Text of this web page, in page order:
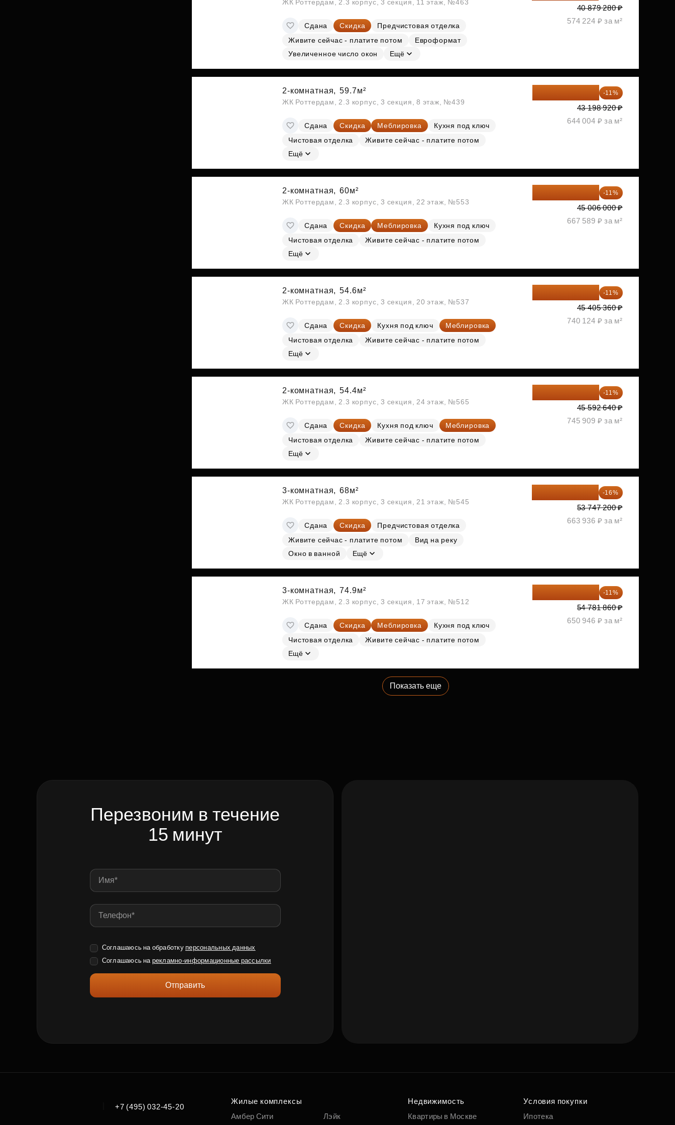
ЖК Роттердам, 2.3 корпус, 3 секция, 11 этаж, №463
Сдана Скидка
Предчистовая отделка
Живите сейчас - платите потом
Евроформат
Увеличенное число окон
Ещё
40 879 280 ₽
574 224 ₽ за м²
2-комнатная, 59.7м²
ЖК Роттердам, 2.3 корпус, 3 секция, 8 этаж, №439
Сдана Скидка Меблировка
Кухня под ключ
Чистовая отделка
Живите сейчас - платите потом
Ещё
-11%
43 198 920 ₽
644 004 ₽ за м²
2-комнатная, 60м²
ЖК Роттердам, 2.3 корпус, 3 секция, 22 этаж, №553
Сдана Скидка Меблировка
Кухня под ключ
Чистовая отделка
Живите сейчас - платите потом
Ещё
-11%
45 006 000 ₽
667 589 ₽ за м²
2-комнатная, 54.6м²
ЖК Роттердам, 2.3 корпус, 3 секция, 20 этаж, №537
Сдана Скидка Кухня под ключ
Меблировка
Чистовая отделка
Живите сейчас - платите потом
Ещё
-11%
45 405 360 ₽
740 124 ₽ за м²
2-комнатная, 54.4м²
ЖК Роттердам, 2.3 корпус, 3 секция, 24 этаж, №565
Сдана Скидка Кухня под ключ
Меблировка
Чистовая отделка
Живите сейчас - платите потом
Ещё
-11%
45 592 640 ₽
745 909 ₽ за м²
3-комнатная, 68м²
ЖК Роттердам, 2.3 корпус, 3 секция, 21 этаж, №545
Сдана Скидка
Предчистовая отделка
Живите сейчас - платите потом
Вид на реку
Окно в ванной
Ещё
-16%
53 747 200 ₽
663 936 ₽ за м²
3-комнатная, 74.9м²
ЖК Роттердам, 2.3 корпус, 3 секция, 17 этаж, №512
Сдана Скидка Меблировка
Кухня под ключ
Чистовая отделка
Живите сейчас - платите потом
Ещё
-11%
54 781 860 ₽
650 946 ₽ за м²
Показать еще
Перезвоним в течение
15 минут
Соглашаюсь на обработку персональных данных
Соглашаюсь на рекламно-информационные рассылки
Отправить
+7 (495) 032-45-20
Жилые комплексы
Амбер Сити
Лэйк
Недвижимость
Квартиры в Москве
Условия покупки
Ипотека